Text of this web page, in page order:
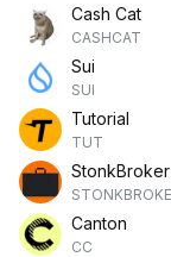
Cash Cat
CASHCAT
Sui
SUI
Tutorial
TUT
StonkBroker
Canton
CC